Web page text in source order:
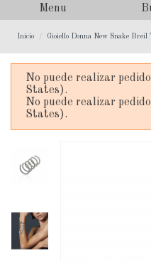
Menu
Inicio Gioiello Donna New Snake Breil
No puede realizar
States).
No puede realizar
States).